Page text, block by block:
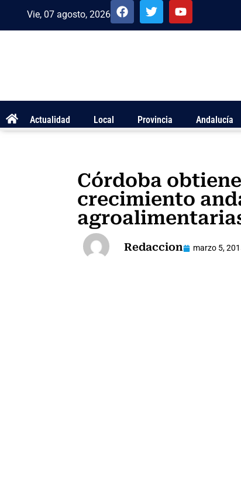
Vie, 07 agosto, 2026
Actualidad Local Provincia Andalucía
Córdoba
crecimiento
Redaccion marzo 5,